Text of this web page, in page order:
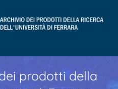
prodotti della